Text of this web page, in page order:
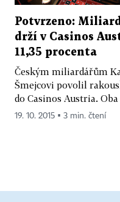
Potvrzeno:
drží v Casinos
11,35 procenta
Českým miliardářům
Šmejcovi povolil
do Casinos Austria.
19. 10. 2015 ▪ 3 min. čtení